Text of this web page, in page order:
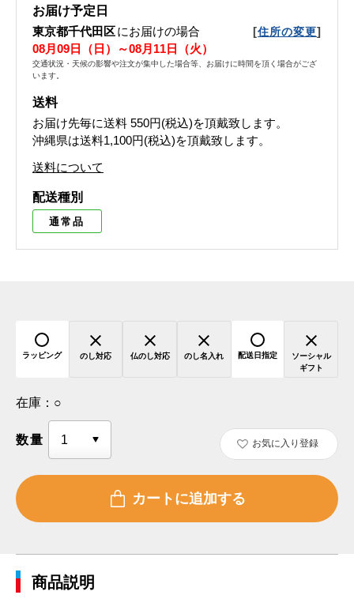
お届け予定日
東京都千代田区にお届けの場合 [住所の変更]
08月09日（日）～08月11日（火）
交通状況・天候の影響や注文が集中した場合等、お届けに時間を頂く場合がござ
います。
送料
お届け先毎に送料 550円(税込)を頂戴致します。
沖縄県は送料1,100円(税込)を頂戴致します。
送料について
配送種別
通常品
ラッピング のし対応 仏のし対応 のし名入れ 配送日指定
ソーシャル
ギフト
在庫： ○
数量 お気に入り登録
商品説明